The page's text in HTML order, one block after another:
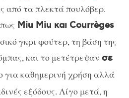
από τα πλεκτά πουλόβερ.
Miu Miu και Courrèges
γκρι φούτερ, τη βάση της
και το μετέτρεψαν σε
για καθημερινή χρήση αλλά
εξόδους. Λίγο μετά, η